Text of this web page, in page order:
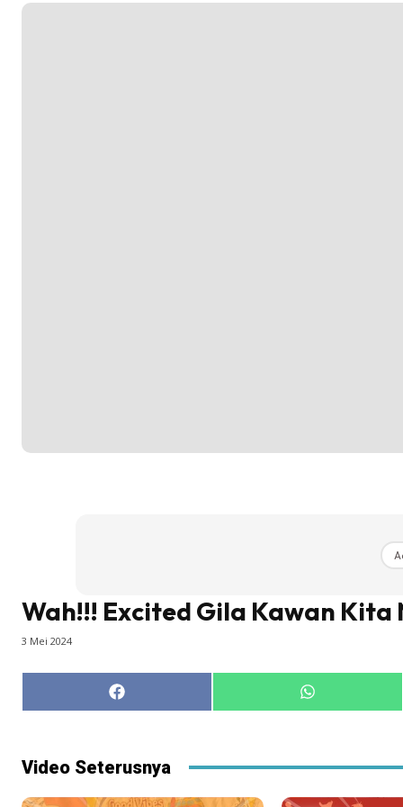
Wah!!! Excited Gila Kawan Kita
3 Mei 2024
Share
on
Share
on
Video Seterusnya